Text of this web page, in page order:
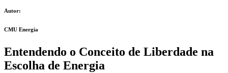
Autor:
CMU Energia
Entendendo o Conceito de Liberdade na
Escolha de Energia